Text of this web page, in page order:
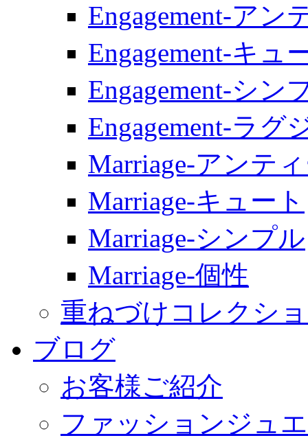
Engagement-アン
Engagement-キュ
Engagement-シン
Engagement-ラグ
Marriage-アンテ
Marriage-キュート
Marriage-シンプル
Marriage-個性
重ねづけコレクシ
ブログ
お客様ご紹介
ファッションジュ